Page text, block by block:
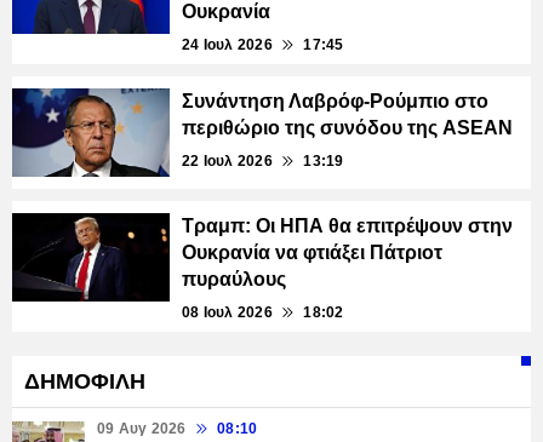
Ουκρανία
24 Ιουλ 2026 17:45
Συνάντηση Λαβρόφ-Ρούμπιο στο
περιθώριο της συνόδου της ASEAN
22 Ιουλ 2026 13:19
Τραμπ: Οι ΗΠΑ θα επιτρέψουν στην
Ουκρανία να φτιάξει Πάτριοτ
πυραύλους
08 Ιουλ 2026 18:02
ΔΗΜΟΦΙΛΗ
09 Αυγ 2026 08:10